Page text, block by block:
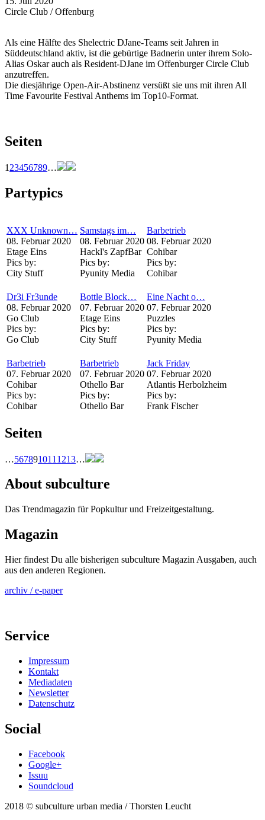
Circle Club / Offenburg
Als eine Hälfte des Shelectric DJane-Teams seit Jahren in
Süddeutschland aktiv, ist die gebürtige Badnerin unter ihrem Solo-
Alias Oskar auch als Resident-DJane im Offenburger Circle Club
anzutreffen.
Die diesjährige Open-Air-Abstinenz versüßt sie uns mit ihren All
Time Favourite Festival Anthems im Top10-Format.
Seiten
1 23456789…
Partypics
XXX Unknown…
08. Februar 2020
Etage Eins
Pics by:
City Stuff
Samstags im…
08. Februar 2020
Hackl's ZapfBar
Pics by:
Pyunity Media
Barbetrieb
08. Februar 2020
Cohibar
Pics by:
Cohibar
Dr3i Fr3unde
08. Februar 2020
Go Club
Pics by:
Go Club
Bottle Block…
07. Februar 2020
Etage Eins
Pics by:
City Stuff
Eine Nacht o…
07. Februar 2020
Puzzles
Pics by:
Pyunity Media
Barbetrieb
07. Februar 2020
Cohibar
Pics by:
Cohibar
Barbetrieb
07. Februar 2020
Othello Bar
Pics by:
Othello Bar
Jack Friday
07. Februar 2020
Atlantis Herbolzheim
Pics by:
Frank Fischer
Seiten
…567891011 1213…
About subculture
Das Trendmagazin für Popkultur und Freizeitgestaltung.
Magazin
Hier findest Du alle bisherigen subculture Magazin Ausgaben, auch
aus den anderen Regionen.
archiv / e-paper
Service
Impressum
Kontakt
Mediadaten
Newsletter
Datenschutz
Social
Facebook
Google+
Issuu
Soundcloud
2018 © subculture urban media / Thorsten Leucht